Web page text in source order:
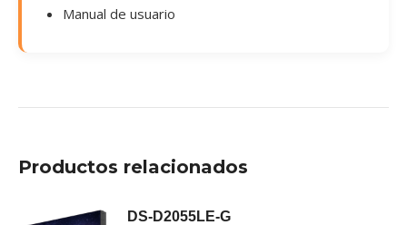
Manual de usuario
Productos relacionados
DS-D2055LE-G